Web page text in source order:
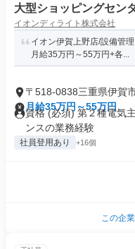
大型ショッピングセン
イオンディライト株式会社
イオン伊賀上野店/設備管
月給35万円～55万円+各...
〒518-0838三重県伊賀
月給35万円～55万円
資格 (必須) 第２種電気
ンスの業務経験
社員登用あり +16個
この企